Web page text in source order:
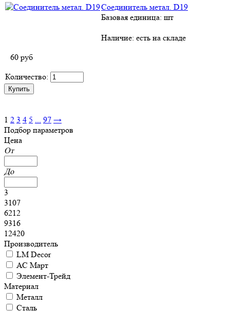
Соединитель метал. D19
Базовая единица: шт
Наличие: есть на складе
60 руб
Количество:
1 2 3 4 5 ... 97 →
Подбор параметров
Цена
От
До
3
3107
6212
9316
12420
Производитель
LM Decor
АС Март
Элемент-Трейд
Материал
Металл
Сталь